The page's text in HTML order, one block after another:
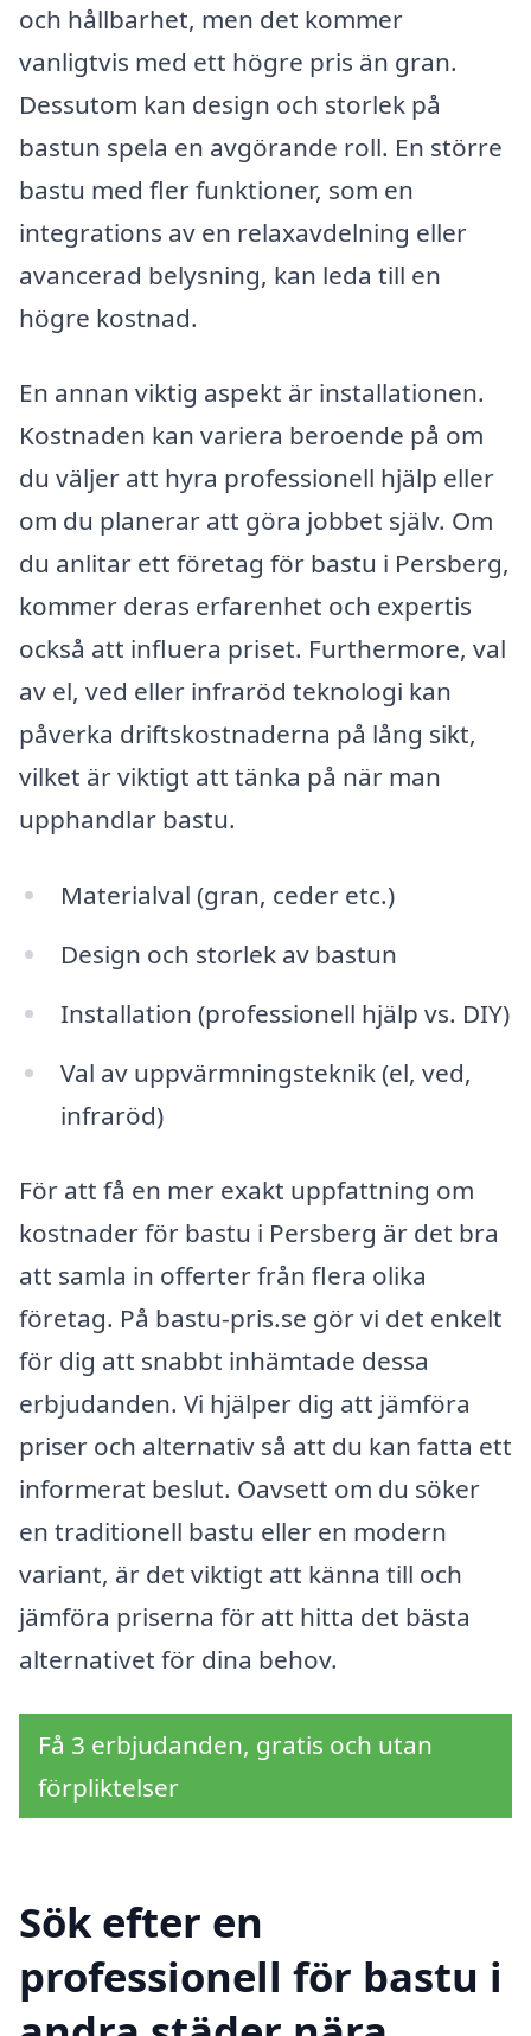
och hållbarhet, men det kommer
vanligtvis med ett högre pris än gran.
Dessutom kan design och storlek på
bastun spela en avgörande roll. En större
bastu med fler funktioner, som en
integrations av en relaxavdelning eller
avancerad belysning, kan leda till en
högre kostnad.
En annan viktig aspekt är installationen.
Kostnaden kan variera beroende på om
du väljer att hyra professionell hjälp eller
om du planerar att göra jobbet själv. Om
du anlitar ett företag för bastu i Persberg,
kommer deras erfarenhet och expertis
också att influera priset. Furthermore, val
av el, ved eller infraröd teknologi kan
påverka driftskostnaderna på lång sikt,
vilket är viktigt att tänka på när man
upphandlar bastu.
Materialval (gran, ceder etc.)
Design och storlek av bastun
Installation (professionell hjälp vs. DIY)
Val av uppvärmningsteknik (el, ved,
infraröd)
För att få en mer exakt uppfattning om
kostnader för bastu i Persberg är det bra
att samla in offerter från flera olika
företag. På bastu-pris.se gör vi det enkelt
för dig att snabbt inhämtade dessa
erbjudanden. Vi hjälper dig att jämföra
priser och alternativ så att du kan fatta ett
informerat beslut. Oavsett om du söker
en traditionell bastu eller en modern
variant, är det viktigt att känna till och
jämföra priserna för att hitta det bästa
alternativet för dina behov.
Få 3 erbjudanden, gratis och utan
förpliktelser
Sök efter en
professionell för bastu i